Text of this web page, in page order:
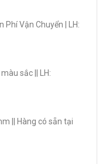
Phí Vận Chuyển | LH:
sắc || LH:
|| Hàng có sẵn tại